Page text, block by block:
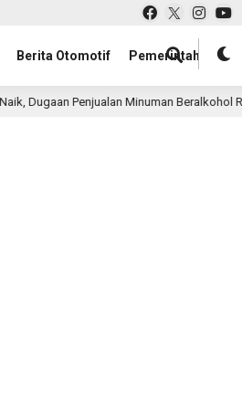
Berita Otomotif Pemerintah
Penjualan Minuman Beralkohol